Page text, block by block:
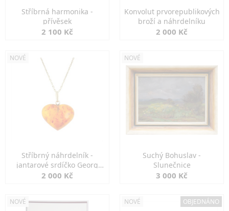
Stříbrná harmonika -
přívěsek
2 100 Kč
Konvolut prvorepublikových
broží a náhrdelníku
2 000 Kč
NOVÉ
Stříbrný náhrdelník -
jantarové srdíčko Georg
Kramer
2 000 Kč
NOVÉ
Suchý Bohuslav -
Slunečnice
3 000 Kč
NOVÉ NOVÉ OBJEDNÁNO